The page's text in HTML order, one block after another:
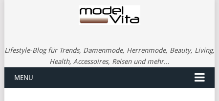
Lifestyle-Blog für Trends, Damenmode, Herrenmode, Beauty, Living,
Health, Accessoires, Reisen und mehr...
MENU